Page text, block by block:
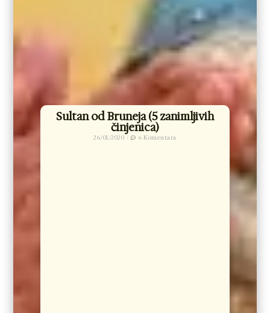
Sultan od Bruneja (5 zanimljivih
činjenica)
26/01/2020 6 Komentara